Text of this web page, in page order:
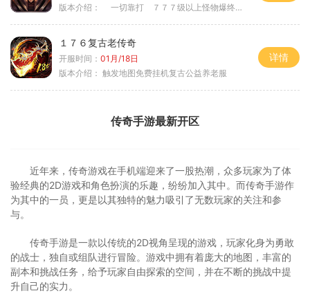
版本介绍：
一切靠打 ７７７级以上怪物爆终极
１７６复古老传奇
开服时间： 01月/18日
版本介绍： 触发地图免费挂机复古公益养老服
详情
传奇手游最新开区
近年来，传奇游戏在手机端迎来了一股热潮，众多玩家为了体
验经典的2D游戏和角色扮演的乐趣，纷纷加入其中。而传奇手游作
为其中的一员，更是以其独特的魅力吸引了无数玩家的关注和参
与。
传奇手游是一款以传统的2D视角呈现的游戏，玩家化身为勇敢
的战士，独自或组队进行冒险。游戏中拥有着庞大的地图，丰富的
副本和挑战任务，给予玩家自由探索的空间，并在不断的挑战中提
升自己的实力。